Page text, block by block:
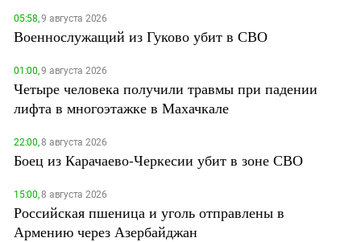
05:58,9 августа 2026
Военнослужащий из Гуково убит в СВО
01:00,9 августа 2026
Четыре человека получили травмы при падении
лифта в многоэтажке в Махачкале
22:00,8 августа 2026
Боец из Карачаево-Черкесии убит в зоне СВО
15:00,8 августа 2026
Российская пшеница и уголь отправлены в
Армению через Азербайджан